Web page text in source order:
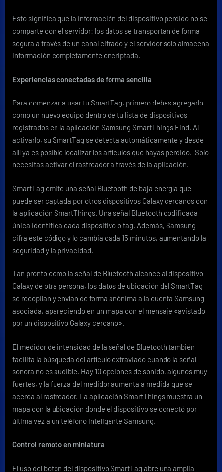
Esto significa que la información del dispositivo perdido no se
comparte con el servidor: los datos se transportan de forma
segura a través de un canal cifrado y el servidor solo almacena
información completamente encriptada.
Experiencias conectadas de forma sencilla
Para comenzar a usar tu SmartTag, primero debes agregarlo
como un nuevo equipo dentro de tu lista de dispositivos
registrados en la aplicación Samsung SmartThings Find. Al
activarlo, su SmartTag se detecta automáticamente y desde
allí ya es posible localizar los artículos que hayas perdido. Solo
necesitas activar el rastreador a través de la aplicación.
SmartTag emite una señal Bluetooth de baja energía que
puede ser captada por otros dispositivos Galaxy cercanos con
la aplicación SmartThings. Una señal Bluetooth codificada
única identifica cada dispositivo o tag. Además, Samsung
cifra este código y lo cambia cada 15 minutos, aumentando la
seguridad y la privacidad.
Tan pronto como la señal de Bluetooth alcance al dispositivo
Galaxy de otra persona, los datos de ubicación del SmartTag
se recopilan y envían de forma anónima a la cuenta Samsung
asociada, apareciendo en un mapa con el mensaje «avistado
por un dispositivo Galaxy cercano».
El medidor de intensidad de la señal de Bluetooth también
facilita la búsqueda del artículo extraviado cuando la señal
sonora no es audible. Hay 10 opciones de sonido, algunos muy
fuertes, y la fuerza del medidor aumenta a medida que se
acerca al rastreador. La aplicación SmartThings muestra un
mapa con la ubicación donde el dispositivo se conectó por
última vez a un teléfono inteligente Samsung.
Control remoto en miniatura
El uso del botón del dispositivo SmartTag abre una amplia